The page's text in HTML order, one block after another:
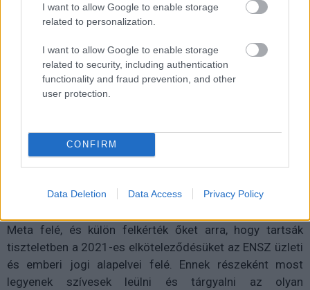
I want to allow Google to enable storage
related to personalization.
I want to allow Google to enable storage
related to security, including authentication
functionality and fraud prevention, and other
user protection.
CONFIRM
Data Deletion Data Access Privacy Policy
rendszerektől, melyek a bevándorlók és LMBTQ+ tagok
felhasználói élményét döntően befolyásolták.
"Az új szabályok kapkodva kerültek bejelentésre a
szokásos folyamattól eltérő módokon."
közleményéből származik, akik először is most azt
várják el, hogy a Meta vizsgálja felül az új
majd ellenőrizze, hogy a közösségi jegyzetek mennyire
Meta felé, és külön felkérték őket arra, hogy tartsák
tiszteletben a 2021-es elköteleződésüket az ENSZ üzleti
és emberi jogi alapelvei felé. Ennek részeként most
legyenek szívesek leülni és tárgyalni az olyan